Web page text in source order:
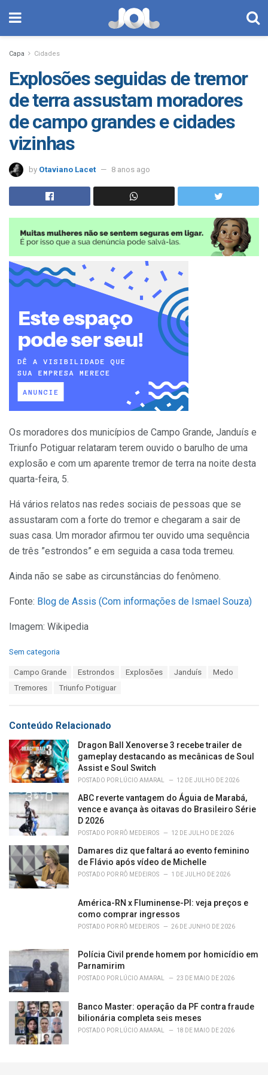
Capa Cidades
Explosões seguidas de tremor
de terra assustam moradores
de campo grandes e cidades
vizinhas
by Otaviano Lacet 8 anos ago
Os moradores dos municípios de Campo Grande, Janduís e
Triunfo Potiguar relataram terem ouvido o barulho de uma
explosão e com um aparente tremor de terra na noite desta
quarta-feira, 5.
Há vários relatos nas redes sociais de pessoas que se
assustaram com a forte do tremor e chegaram a sair de
suas casa. Um morador afirmou ter ouvido uma sequência
de três ”estrondos” e em seguida a casa toda tremeu.
Ainda não se sabe as circunstâncias do fenômeno.
Fonte: Blog de Assis (Com informações de Ismael Souza)
Imagem: Wikipedia
C
i
e
s
:
Sem categoria
Campo Grande Estrondos Explosões Janduís
Medo
Tremores
Triunfo Potiguar
Conteúdo Relacionado
Dragon Ball Xenoverse 3 recebe trailer de
gameplay destacando as mecânicas de Soul
Assist e Soul Switch
POSTADO POR LÚCIO AMARAL 12 DE JULHO DE 2026
ABC reverte vantagem do Águia de Marabá,
vence e avança às oitavas do Brasileiro Série
D 2026
POSTADO POR RÔ MEDEIROS 12 DE JULHO DE 2026
Damares diz que faltará ao evento feminino
de Flávio após vídeo de Michelle
POSTADO POR RÔ MEDEIROS 1 DE JULHO DE 2026
América-RN x Fluminense-PI: veja preços e
como comprar ingressos
POSTADO POR RÔ MEDEIROS 26 DE JUNHO DE 2026
Polícia Civil prende homem por homicídio em
Parnamirim
POSTADO POR LÚCIO AMARAL 23 DE MAIO DE 2026
Banco Master: operação da PF contra fraude
bilionária completa seis meses
POSTADO POR LÚCIO AMARAL 18 DE MAIO DE 2026